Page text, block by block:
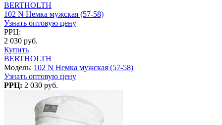
BERTHOLTH
102 N Немка мужская (57-58)
Узнать оптовую цену
РРЦ:
2 030 руб.
Купить
BERTHOLTH
Модель: 102 N Немка мужская (57-58)
Узнать оптовую цену
РРЦ: 2 030 руб.